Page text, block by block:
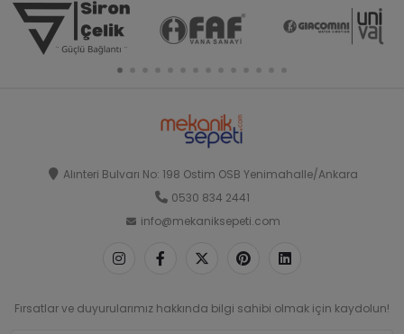
Alınteri Bulvarı No: 198 Ostim OSB Yenimahalle/Ankara
0530 834 2441
info@mekaniksepeti.com
Fırsatlar ve duyurularımız hakkında bilgi sahibi olmak için kaydolun!